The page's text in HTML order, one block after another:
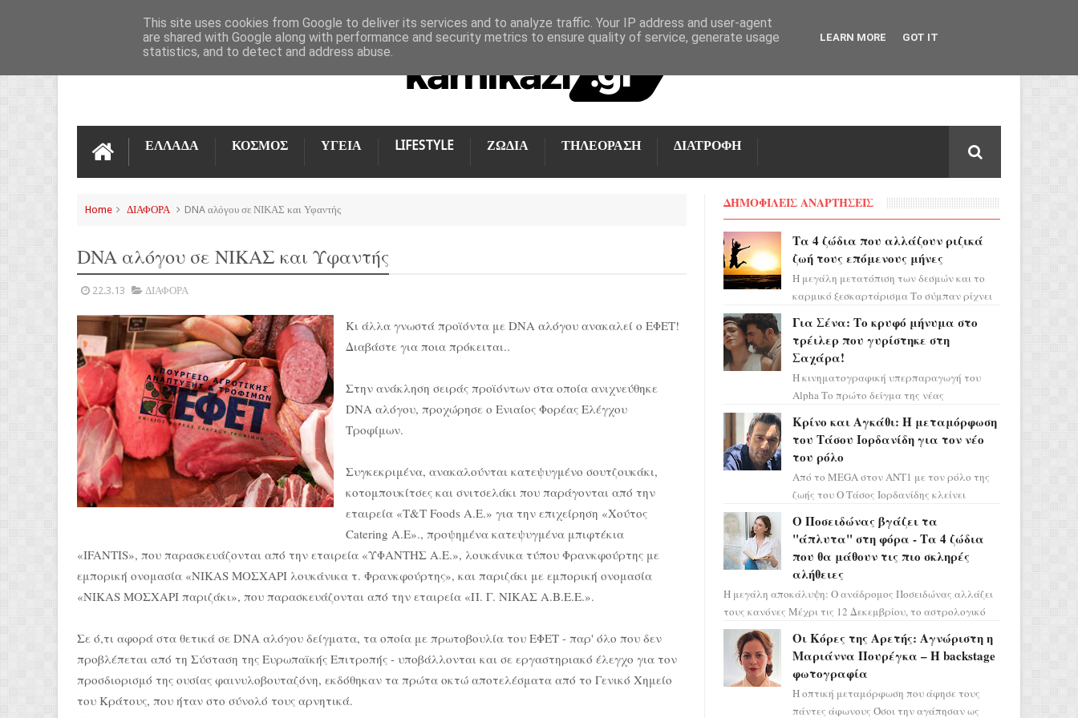
ΕΠΙΚΟΙΝΩΝΊΑ
ΕΛΛΑΔΑ ΚΟΣΜΟΣ ΥΓΕΙΑ LIFESTYLE ΖΩΔΙΑ ΤΗΛΕΟΡΑΣΗ ΔΙΑΤΡΟΦΗ
Home ΔΙΑΦΟΡΑ DNA αλόγου σε ΝΙΚΑΣ και Υφαντής
DNA αλόγου σε ΝΙΚΑΣ και Υφαντής
22.3.13 ΔΙΑΦΟΡΑ
Κι άλλα γνωστά προϊόντα με DNA αλόγου ανακαλεί ο ΕΦΕΤ!
Διαβάστε για ποια πρόκειται..
Στην ανάκληση σειράς προϊόντων στα οποία ανιχνεύθηκε
DNA αλόγου, προχώρησε ο Ενιαίος Φορέας Ελέγχου
Τροφίμων.
Συγκεκριμένα, ανακαλούνται κατεψυγμένο σουτζουκάκι,
κοτομπουκίτσες και σνιτσελάκι που παράγονται από την
εταιρεία «T&T Foods Α.Ε.» για την επιχείρηση «Χούτος
Catering A.E»., προψημένα κατεψυγμένα μπιφτέκια
«IFANTIS», που παρασκευάζονται από την εταιρεία «ΥΦΑΝΤΗΣ Α.Ε.», λουκάνικα τύπου Φρανκφούρτης με
εμπορική ονομασία «NIKAS ΜΟΣΧΑΡΙ λουκάνικα τ. Φρανκφούρτης», και παριζάκι με εμπορική ονομασία
«ΝΙΚΑS ΜΟΣΧΑΡΙ παριζάκι», που παρασκευάζονται από την εταιρεία «Π. Γ. ΝΙΚΑΣ Α.Β.Ε.Ε.».
Σε ό,τι αφορά στα θετικά σε DNA αλόγου δείγματα, τα οποία με πρωτοβουλία του ΕΦΕΤ - παρ' όλο που δεν
προβλέπεται από τη Σύσταση της Ευρωπαϊκής Επιτροπής - υποβάλλονται και σε εργαστηριακό έλεγχο για τον
προσδιορισμό της ουσίας φαινυλοβουταζόνη, εκδόθηκαν τα πρώτα οκτώ αποτελέσματα από το Γενικό Χημείο
του Κράτους, που ήταν στο σύνολό τους αρνητικά.
ΔΗΜΟΦΙΛΕΙΣ ΑΝΑΡΤΗΣΕΙΣ
Τα 4 ζώδια που αλλάζουν ριζικά
ζωή τους επόμενους μήνες
Η μεγάλη μετατόπιση των δεσμών και το
καρμικό ξεσκαρτάρισμα Το σύμπαν ρίχνει
προειδοποιεί: οι σελην...
Για Σένα: Το κρυφό μήνυμα στο
τρέιλερ που γυρίστηκε στη
Σαχάρα!
Η κινηματογραφική υπερπαραγωγή του
Alpha Το πρώτο δείγμα της νέας
η αισθητική του ξεπερνά κάθε π...
Κρίνο και Αγκάθι: Η μεταμόρφωση
του Τάσου Ιορδανίδη για τον νέο
του ρόλο
Από το MEGA στον ΑΝΤ1 με τον ρόλο της
ζωής του Ο Τάσος Ιορδανίδης κλείνει
επιτυχίας «Μια Νύχτα Μόνο» ...
Ο Ποσειδώνας βγάζει τα
"άπλυτα" στη φόρα - Τα 4 ζώδια
που θα μάθουν τις πιο σκληρές
αλήθειες
Η μεγάλη αποκάλυψη: Ο ανάδρομος Ποσειδώνας αλλάζει
τους κανόνες Μέχρι τις 12 Δεκεμβρίου, το αστρολογικό
σκηνικό θυμίζει ταινία μυστηρίου ...
Οι Κόρες της Αρετής: Αγνώριστη η
Μαριάννα Πουρέγκα – H backstage
φωτογραφία
Η οπτική μεταμόρφωση που άφησε τους
πάντες άφωνους Όσοι την αγάπησαν ως
This site uses cookies from Google to deliver its services and to analyze traffic. Your IP address and user-agent
are shared with Google along with performance and security metrics to ensure quality of service, generate usage
statistics, and to detect and address abuse.
LEARN MORE GOT IT